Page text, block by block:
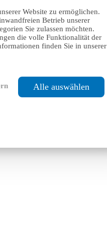
Website zu ermöglichen.
Betrieb unserer
Sie zulassen möchten.
die volle Funktionalität der
finden Sie in unserer
Alle auswählen